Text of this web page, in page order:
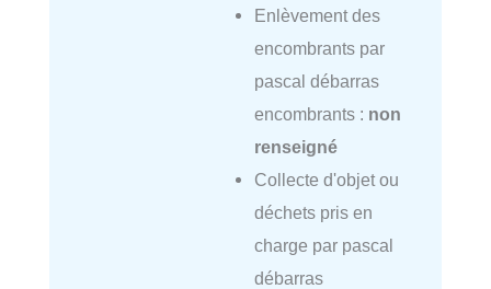
Enlèvement des
encombrants par
pascal débarras
encombrants : non
renseigné
Collecte d'objet ou
déchets pris en
charge par pascal
débarras